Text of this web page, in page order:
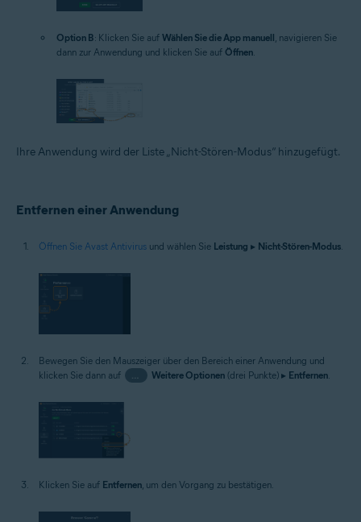
Option B: Klicken Sie auf Wählen Sie die App manuell , navigieren Sie
dann zur Anwendung und klicken Sie auf Öffnen
Ihre Anwendung wird der Liste „Nicht-Stören-Modus“ hinzugefügt.
Entfernen einer Anwendung
Öffnen Sie Avast Antivirus und wählen Sie Leistung ▸ Nicht-Stören-Modus
Bewegen Sie den Mauszeiger über den Bereich einer Anwendung und
klicken Sie dann auf
Weitere Optionen(drei Punkte) ▸ Entfernen.
Klicken Sie auf Entfernen, um den Vorgang zu bestätigen.